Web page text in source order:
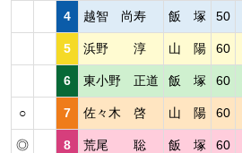
4 越智 尚寿 飯 塚 50
5 浜野 淳 山 陽 60
6 東小野 正道 飯 塚 60
○ 7 佐々木 啓 山 陽 60
◎ 8 荒尾 聡 飯 塚 60